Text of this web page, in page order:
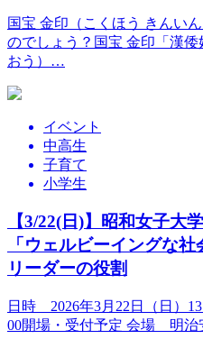
国宝 金印（こくほう きんい
のでしょう？国宝 金印「漢倭
おう）…
イベント
中高生
子育て
小学生
【3/22(日)】昭和女子大
「ウェルビーイングな
リーダーの役割
日時 2026年3月22日（日）
00開場・受付予定 会場 明